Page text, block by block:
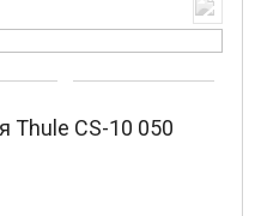
Thule CS-10 050